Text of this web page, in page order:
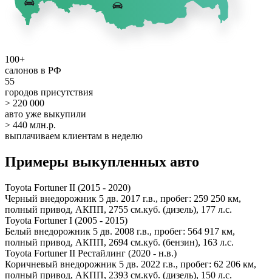
100+
салонов в РФ
55
городов присутствия
> 220 000
авто уже выкупили
> 440 млн.р.
выплачиваем клиентам в неделю
Примеры выкупленных авто
Toyota Fortuner II (2015 - 2020)
Черный внедорожник 5 дв. 2017 г.в., пробег: 259 250 км,
полный привод, АКПП, 2755 см.куб. (дизель), 177 л.с.
Toyota Fortuner I (2005 - 2015)
Белый внедорожник 5 дв. 2008 г.в., пробег: 564 917 км,
полный привод, АКПП, 2694 см.куб. (бензин), 163 л.с.
Toyota Fortuner II Рестайлинг (2020 - н.в.)
Коричневый внедорожник 5 дв. 2022 г.в., пробег: 62 206 км,
полный привод, АКПП, 2393 см.куб. (дизель), 150 л.с.